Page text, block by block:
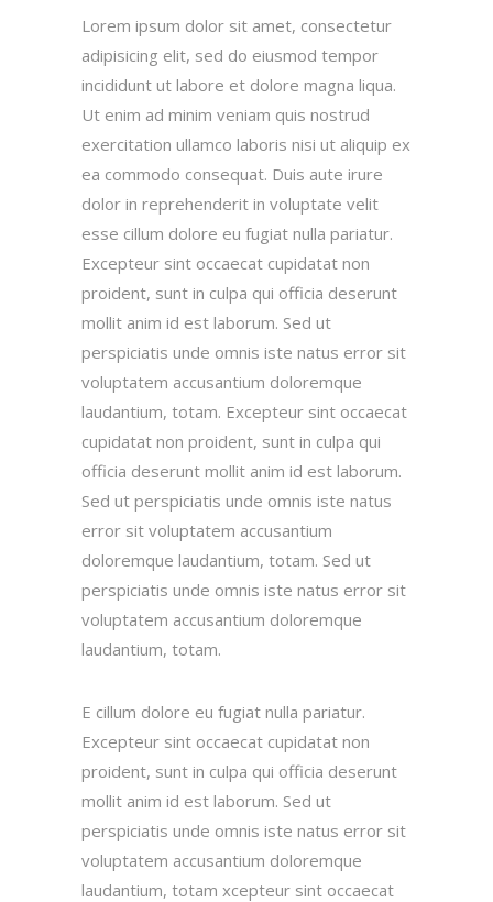
Lorem ipsum dolor sit amet, consectetur
adipisicing elit, sed do eiusmod tempor
incididunt ut labore et dolore magna liqua.
Ut enim ad minim veniam quis nostrud
exercitation ullamco laboris nisi ut aliquip ex
ea commodo consequat. Duis aute irure
dolor in reprehenderit in voluptate velit
esse cillum dolore eu fugiat nulla pariatur.
Excepteur sint occaecat cupidatat non
proident, sunt in culpa qui officia deserunt
mollit anim id est laborum. Sed ut
perspiciatis unde omnis iste natus error sit
voluptatem accusantium doloremque
laudantium, totam. Excepteur sint occaecat
cupidatat non proident, sunt in culpa qui
officia deserunt mollit anim id est laborum.
Sed ut perspiciatis unde omnis iste natus
error sit voluptatem accusantium
doloremque laudantium, totam. Sed ut
perspiciatis unde omnis iste natus error sit
voluptatem accusantium doloremque
laudantium, totam.
E cillum dolore eu fugiat nulla pariatur.
Excepteur sint occaecat cupidatat non
proident, sunt in culpa qui officia deserunt
mollit anim id est laborum. Sed ut
perspiciatis unde omnis iste natus error sit
voluptatem accusantium doloremque
laudantium, totam xcepteur sint occaecat